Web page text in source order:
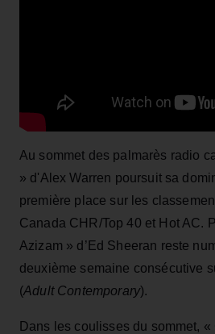
Au sommet des palmarès radio
» d'Alex Warren poursuit sa
première place sur les
Canada CHR/Top 40 et Hot AC.
Azizam » d’Ed Sheeran reste
deuxième semaine consécutive
(Adult Contemporary).
Dans les coulisses du sommet,